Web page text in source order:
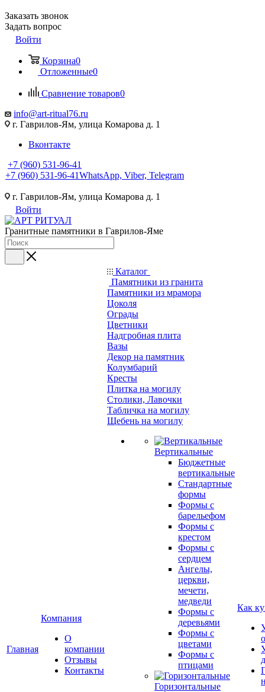
Заказать звонок
Задать вопрос
Войти
Корзина0
Отложенные0
Сравнение товаров0
info@art-ritual76.ru
г. Гаврилов-Ям, улица Комарова д. 1
Вконтакте
+7 (960) 531-96-41
+7 (960) 531-96-41WhatsApp, Viber, Telegram
г. Гаврилов-Ям, улица Комарова д. 1
Войти
Гранитные памятники в Гаврилов-Яме
Главная
Компания
О
компании
Отзывы
Контакты
Каталог
Памятники из гранита
Памятники из мрамора
Цоколя
Ограды
Цветники
Надгробная плита
Вазы
Декор на памятник
Колумбарий
Кресты
Плитка на могилу
Столики, Лавочки
Табличка на могилу
Щебень на могилу
Вертикальные
Бюджетные
вертикальные
Стандартные
формы
Формы с
барельефом
Формы с
крестом
Формы с
сердцем
Ангелы,
церкви,
мечети,
медведи
Формы с
деревьями
Формы с
цветами
Формы с
птицами
Горизонтальные
Как